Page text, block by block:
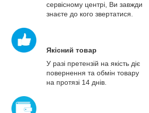
сервісному центрі, Ви завжди
знаєте до кого звертатися.
Якісний товар
У разі претензій на якість діє
повернення та обмін товару
на протязі 14 днів.